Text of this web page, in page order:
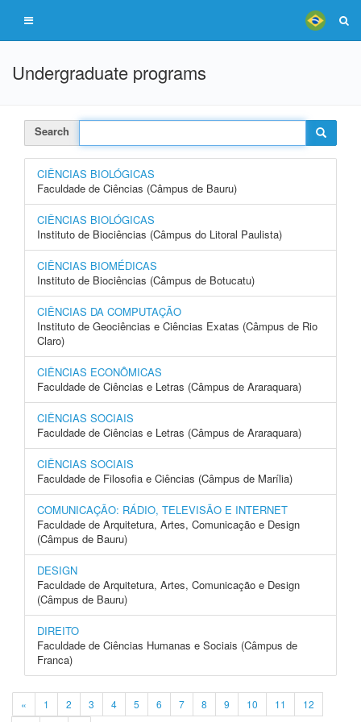
Undergraduate programs
Search
CIÊNCIAS BIOLÓGICAS
Faculdade de Ciências (Câmpus de Bauru)
CIÊNCIAS BIOLÓGICAS
Instituto de Biociências (Câmpus do Litoral Paulista)
CIÊNCIAS BIOMÉDICAS
Instituto de Biociências (Câmpus de Botucatu)
CIÊNCIAS DA COMPUTAÇÃO
Instituto de Geociências e Ciências Exatas (Câmpus de Rio
Claro)
CIÊNCIAS ECONÔMICAS
Faculdade de Ciências e Letras (Câmpus de Araraquara)
CIÊNCIAS SOCIAIS
Faculdade de Ciências e Letras (Câmpus de Araraquara)
CIÊNCIAS SOCIAIS
Faculdade de Filosofia e Ciências (Câmpus de Marília)
COMUNICAÇÃO: RÁDIO, TELEVISÃO E INTERNET
Faculdade de Arquitetura, Artes, Comunicação e Design
(Câmpus de Bauru)
DESIGN
Faculdade de Arquitetura, Artes, Comunicação e Design
(Câmpus de Bauru)
DIREITO
Faculdade de Ciências Humanas e Sociais (Câmpus de
Franca)
« 1 2 3 4 5 6 7 8 9 10 11
12